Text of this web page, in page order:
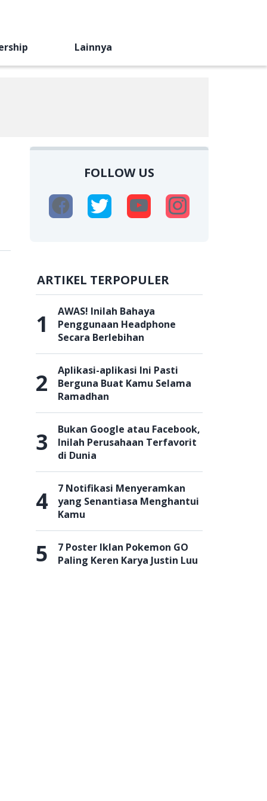
Lainnya
FOLLOW US
ARTIKEL TERPOPULER
1
AWAS! Inilah Bahaya
Penggunaan Headphone
Secara Berlebihan
2
Aplikasi-aplikasi Ini Pasti
Berguna Buat Kamu Selama
Ramadhan
3
Bukan Google atau Facebook,
Inilah Perusahaan Terfavorit
di Dunia
4
7 Notifikasi Menyeramkan
yang Senantiasa Menghantui
Kamu
5
7 Poster Iklan Pokemon GO
Paling Keren Karya Justin Luu